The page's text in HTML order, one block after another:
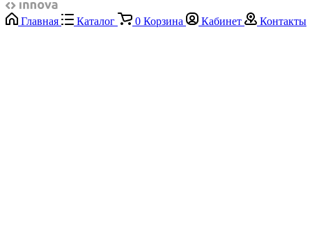
Главная Каталог 0 Корзина Кабинет Контакты